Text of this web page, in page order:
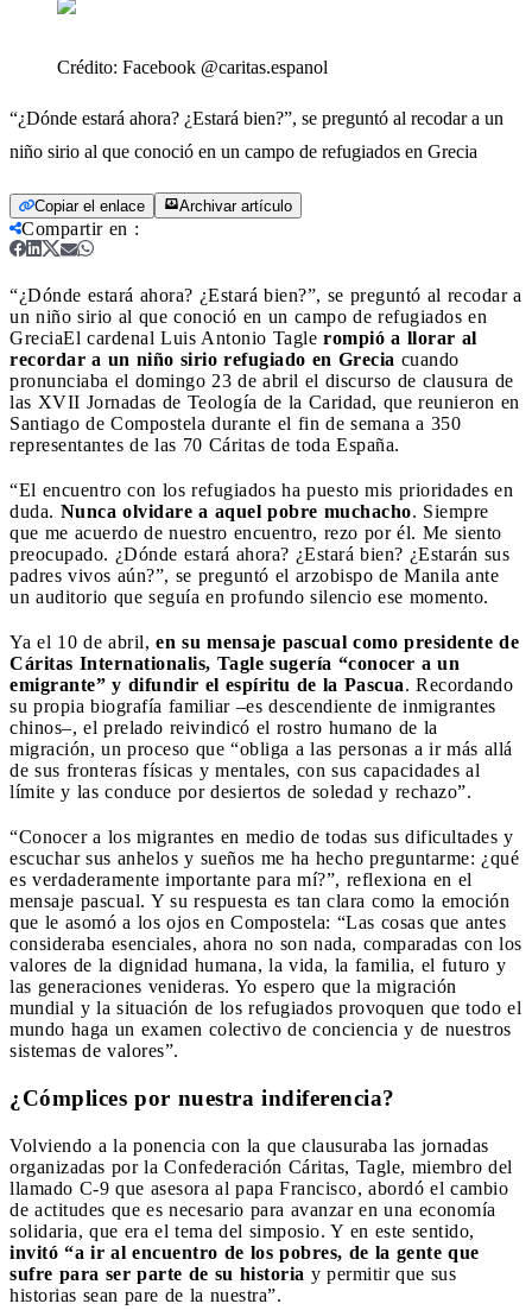
Crédito: Facebook @caritas.espanol
“¿Dónde estará ahora? ¿Estará bien?”, se preguntó al recodar a un
niño sirio al que conoció en un campo de refugiados en Grecia
Copiar el enlace Archivar artículo
Compartir en :
“¿Dónde estará ahora? ¿Estará bien?”, se preguntó al recodar a
un niño sirio al que conoció en un campo de refugiados en
GreciaEl cardenal Luis Antonio Tagle rompió a llorar al
recordar a un niño sirio refugiado en Grecia cuando
pronunciaba el domingo 23 de abril el discurso de clausura de
las XVII Jornadas de Teología de la Caridad, que reunieron en
Santiago de Compostela durante el fin de semana a 350
representantes de las 70 Cáritas de toda España.
“El encuentro con los refugiados ha puesto mis prioridades en
duda. Nunca olvidare a aquel pobre muchacho. Siempre
que me acuerdo de nuestro encuentro, rezo por él. Me siento
preocupado. ¿Dónde estará ahora? ¿Estará bien? ¿Estarán sus
padres vivos aún?”, se preguntó el arzobispo de Manila ante
un auditorio que seguía en profundo silencio ese momento.
Ya el 10 de abril, en su mensaje pascual como presidente de
Cáritas Internationalis, Tagle sugería “conocer a un
emigrante” y difundir el espíritu de la Pascua. Recordando
su propia biografía familiar –es descendiente de inmigrantes
chinos–, el prelado reivindicó el rostro humano de la
migración, un proceso que “obliga a las personas a ir más allá
de sus fronteras físicas y mentales, con sus capacidades al
límite y las conduce por desiertos de soledad y rechazo”.
“Conocer a los migrantes en medio de todas sus dificultades y
escuchar sus anhelos y sueños me ha hecho preguntarme: ¿qué
es verdaderamente importante para mí?”, reflexiona en el
mensaje pascual. Y su respuesta es tan clara como la emoción
que le asomó a los ojos en Compostela: “Las cosas que antes
consideraba esenciales, ahora no son nada, comparadas con los
valores de la dignidad humana, la vida, la familia, el futuro y
las generaciones venideras. Yo espero que la migración
mundial y la situación de los refugiados provoquen que todo el
mundo haga un examen colectivo de conciencia y de nuestros
sistemas de valores”.
¿Cómplices por nuestra indiferencia?
Volviendo a la ponencia con la que clausuraba las jornadas
organizadas por la Confederación Cáritas, Tagle, miembro del
llamado C-9 que asesora al papa Francisco, abordó el cambio
de actitudes que es necesario para avanzar en una economía
solidaria, que era el tema del simposio. Y en este sentido,
invitó “a ir al encuentro de los pobres, de la gente que
sufre para ser parte de su historia y permitir que sus
historias sean pare de la nuestra”.